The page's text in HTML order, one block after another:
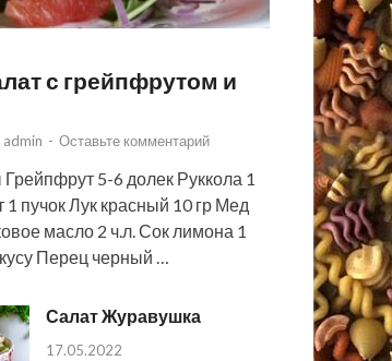
с грейпфрутом и
admin - Оставьте комментарий
5-6 долек Руккола 1
пучок Лук красный 10 гр Мед
масло 2 ч.л. Сок лимона 1
Перец черный …
Салат Журавушка
17.05.2022